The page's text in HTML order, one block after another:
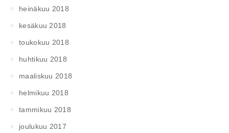
heinäkuu 2018
kesäkuu 2018
toukokuu 2018
huhtikuu 2018
maaliskuu 2018
helmikuu 2018
tammikuu 2018
joulukuu 2017